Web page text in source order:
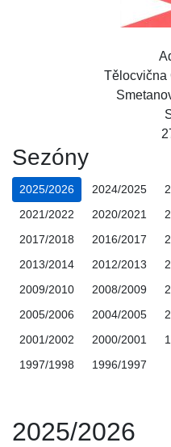
Tělocvična
Sezóny
2025/2026 2024/2025
2021/2022
2020/2021
2017/2018
2016/2017
2013/2014
2012/2013
2009/2010
2008/2009
2005/2006
2004/2005
2001/2002
2000/2001
1997/1998
1996/1997
2025/2026